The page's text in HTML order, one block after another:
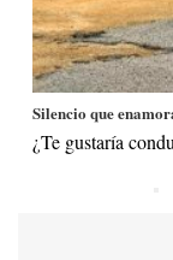
Silencio que
¿Te gustaría